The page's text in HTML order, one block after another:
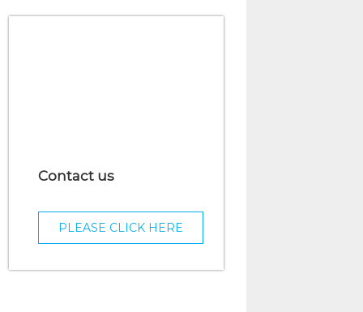
Contact us
PLEASE CLICK HERE